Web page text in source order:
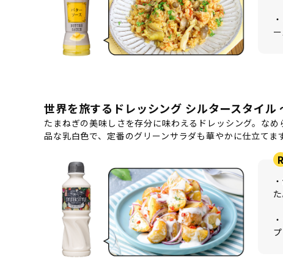
世界を旅するドレッシング シルタースタイ
たまねぎの美味しさを存分に味わえるドレッシング。な
品な乳白色で、定番のグリーンサラダも華やかに仕立てま
R
た
プ